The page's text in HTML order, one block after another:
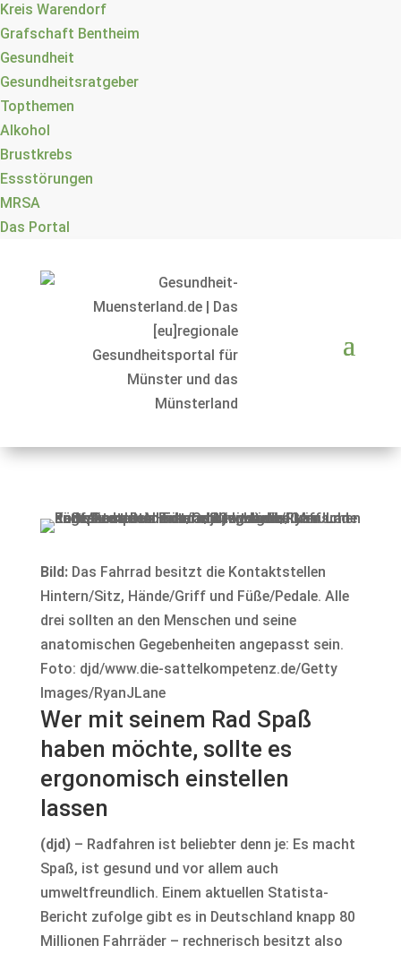
Kreis Warendorf
Grafschaft Bentheim
Gesundheit
Gesundheitsratgeber
Topthemen
Alkohol
Brustkrebs
Essstörungen
MRSA
Das Portal
Bild:Das Fahrrad besitzt die Kontaktstellen
Hintern/Sitz, Hände/Griff und Füße/Pedale. Alle
drei sollten an den Menschen und seine
anatomischen Gegebenheiten angepasst sein.
Foto: djd/www.die-sattelkompetenz.de/Getty
Images/RyanJLane
Wer mit seinem Rad Spaß
haben möchte, sollte es
ergonomisch einstellen
lassen
(djd)– Radfahren ist beliebter denn je: Es macht
Spaß, ist gesund und vor allem auch
umweltfreundlich. Einem aktuellen Statista-
Bericht zufolge gibt es in Deutschland knapp 80
Millionen Fahrräder – rechnerisch besitzt also